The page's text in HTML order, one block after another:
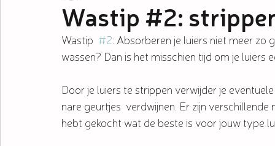
Wastip #2:
Wastip #2: Absorberen je luiers niet meer zo
wassen? Dan is het misschien tijd om je luiers
Door je luiers te strippen verwijder je
nare geurtjes  verdwijnen. Er zijn
hebt gekocht wat de beste is voor jouw type